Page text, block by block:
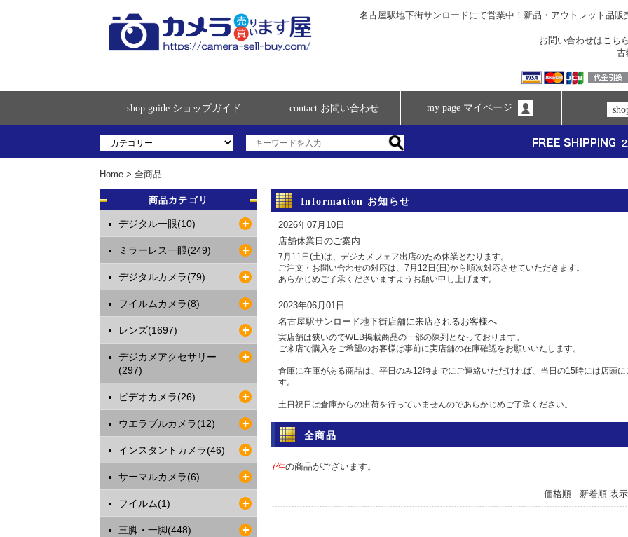
名古屋駅地下街サンロードにて営業中！新品・アウトレット品
お問い合わせはこち
古
shop guide ショップガイド contact お問い合わせ my page マイページ
Home > 全商品
Information お知らせ
2026年07月10日
店舗休業日のご案内
7月11日(土)は、デジカメフェア出店のため休業となります。
ご注文・お問い合わせの対応は、7月12日(日)から順次対応させていただきます。
あらかじめご了承くださいますようお願い申し上げます。
2023年06月01日
名古屋駅サンロード地下街店舗に来店されるお客様へ
実店舗は狭いのでWEB掲載商品の一部の陳列となっております。
ご来店で購入をご希望のお客様は事前に実店舗の在庫確認をお願いいたします。
倉庫に在庫がある商品は、平日のみ12時までにご連絡いただければ、当日の15時には店頭
す。
土日祝日は倉庫からの出荷を行っていませんのであらかじめご了承ください。
問い合わせ
電話 052-583-7558 Eメール: info@camera-sell-buy.com
2023年06月01日
最近クレジットカードの不正利用が多発しており、当店では決済を確認するため、お時間を
す。
全商品
7件の商品がございます。
価格順 新着順 表
商品カテゴリ
デジタル一眼(10)
ミラーレス一眼(249)
デジタルカメラ(79)
フイルムカメラ(8)
レンズ(1697)
デジカメアクセサリー
(297)
ビデオカメラ(26)
ウエラブルカメラ(12)
インスタントカメラ(46)
サーマルカメラ(6)
フイルム(1)
三脚・一脚(448)